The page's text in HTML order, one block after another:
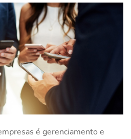
é gerenciamento e